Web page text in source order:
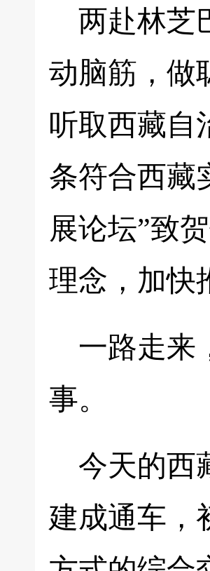
两赴林芝
动脑筋，做
听取西藏自
条符合西藏
展论坛”致
理念，加
一路走来
事。
今天的西
建成通车，